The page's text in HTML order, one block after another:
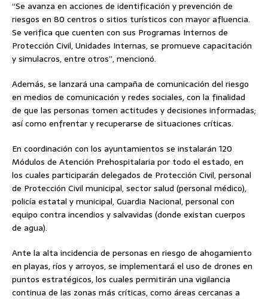
“Se avanza en acciones de identificación y prevención de
riesgos en 80 centros o sitios turísticos con mayor afluencia.
Se verifica que cuenten con sus Programas Internos de
Protección Civil, Unidades Internas, se promueve capacitación
y simulacros, entre otros”, mencionó.
Además, se lanzará una campaña de comunicación del riesgo
en medios de comunicación y redes sociales, con la finalidad
de que las personas tomen actitudes y decisiones informadas;
así como enfrentar y recuperarse de situaciones críticas.
En coordinación con los ayuntamientos se instalarán 120
Módulos de Atención Prehospitalaria por todo el estado, en
los cuales participarán delegados de Protección Civil, personal
de Protección Civil municipal, sector salud (personal médico),
policía estatal y municipal, Guardia Nacional, personal con
equipo contra incendios y salvavidas (donde existan cuerpos
de agua).
Ante la alta incidencia de personas en riesgo de ahogamiento
en playas, ríos y arroyos, se implementará el uso de drones en
puntos estratégicos, los cuales permitirán una vigilancia
continua de las zonas más críticas, como áreas cercanas a